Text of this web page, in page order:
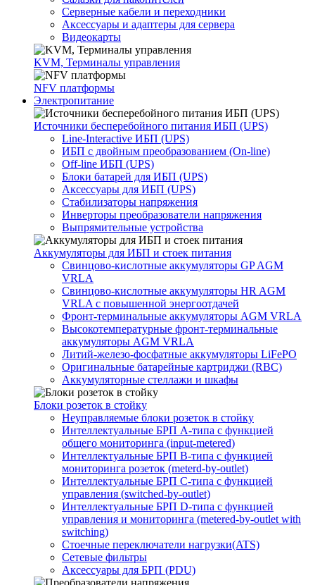
Серверные кабели и переходники
Аксессуары и адаптеры для сервера
Видеокарты
KVM, Терминалы управления
NFV платформы
Электропитание
Источники бесперебойного питания ИБП (UPS)
Line-Interactive ИБП (UPS)
ИБП с двойным преобразованием (On-line)
Off-line ИБП (UPS)
Блоки батарей для ИБП (UPS)
Аксессуары для ИБП (UPS)
Стабилизаторы напряжения
Инверторы преобразователи напряжения
Выпрямительные устройства
Аккумуляторы для ИБП и стоек питания
Свинцово-кислотные аккумуляторы GP AGM
VRLA
Свинцово-кислотные аккумуляторы HR AGM
VRLA с повышенной энергоотдачей
Фронт-терминальные аккумуляторы AGM VRLA
Высокотемпературные фронт-терминальные
аккумуляторы AGM VRLA
Литий-железо-фосфатные аккумуляторы LiFePO
Оригинальные батарейные картриджи (RBC)
Аккумуляторные стеллажи и шкафы
Блоки розеток в стойку
Неуправляемые блоки розеток в стойку
Интеллектуальные БРП А-типа с функцией
общего мониторинга (input-metered)
Интеллектуальные БРП B-типа с функцией
мониторинга розеток (meterd-by-outlet)
Интеллектуальные БРП C-типа с функцией
управления (switched-by-outlet)
Интеллектуальные БРП D-типа с функцией
управления и мониторинга (metered-by-outlet with
switching)
Стоечные переключатели нагрузки(ATS)
Сетевые фильтры
Аксессуары для БРП (PDU)